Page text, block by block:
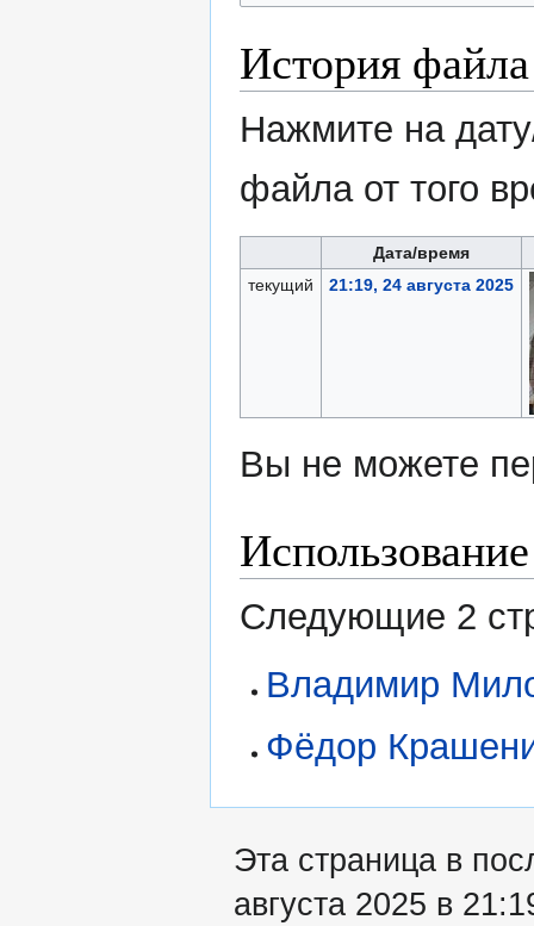
История файла
Нажмите на
файла от того
Дата/время
текущий
21:19, 24 августа 2025
Вы не можете
Следующие 2
Владимир
Фёдор
Эта страница в
августа 2025 в